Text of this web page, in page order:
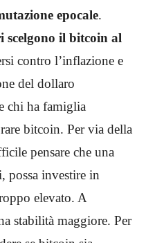
epocale.
scelgono il bitcoin al
contro l’inflazione e
del dollaro
chi ha famiglia
bitcoin. Per via della
pensare che una
possa investire in
elevato. A
stabilità maggiore. Per